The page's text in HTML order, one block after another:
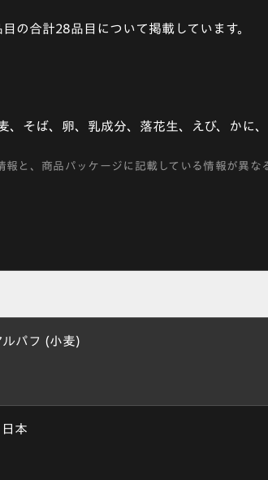
の合計28品目について掲載しています。
そば、卵、乳成分、落花生、えび、かに
と、商品パッケージに記載している情報が異な
パフ (小麦)
本